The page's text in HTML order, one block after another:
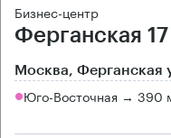
Бизнес-центр
Ферганская 17
Москва, Ферганская
Юго-Восточная → 390